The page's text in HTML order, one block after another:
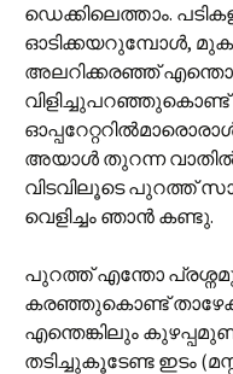
ഡെക്കിലെത്താം.
ഓടിക്കയറുമ്പോള്‍,
അലറിക്കരഞ്ഞ്
വിളിച്ചുപറഞ്ഞുകൊണ്ട്
അയാള്‍ തുറന്ന
വിടവിലൂടെ പുറത്ത്
വെളിച്ചം ഞാന്‍ കണ്ടു.
പുറത്ത് എന്തോ
കരഞ്ഞുകൊണ്ട് താഴേക്ക്
എന്തെങ്കിലും
തടിച്ചുകൂടേണ്ട ഇടം